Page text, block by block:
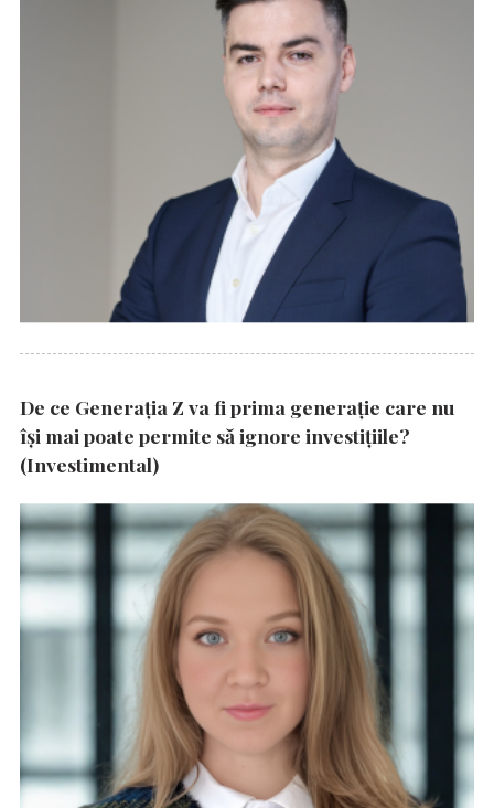
De ce Generația Z va fi prima generație care nu
își mai poate permite să ignore investițiile?
(Investimental)